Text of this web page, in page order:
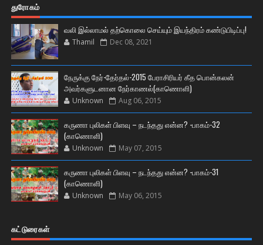
துரோகம்
வலி இல்லாமல் தற்கொலை செய்யும் இயந்திரம் கண்டுபிடிப்பு!
Thamil Dec 08, 2021
நேருக்கு நேர்-தேர்தல்-2015 பேராசிரியர் கீத பொன்கலன்
அவர்களுடனான நேர்காணல்(காணொளி)
Unknown Aug 06, 2015
கருணா புலிகள் பிளவு – நடந்தது என்ன? -பாகம்-32
(காணொளி)
Unknown May 07, 2015
கருணா புலிகள் பிளவு – நடந்தது என்ன? -பாகம்-31
(காணொளி)
Unknown May 06, 2015
கட்டுரைகள்